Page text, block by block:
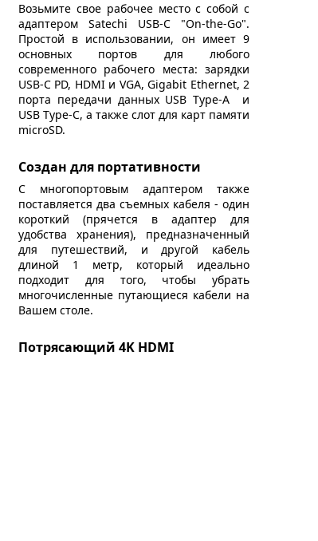
Возьмите свое рабочее место с собой с
адаптером Satechi USB-C "On-the-Go".
Простой в использовании, он имеет 9
основных портов для любого
современного рабочего места: зарядки
USB-C PD, HDMI и VGA, Gigabit Ethernet, 2
порта передачи данных USB Type-A и
USB Type-C, а также слот для карт памяти
microSD.
Создан для портативности
С многопортовым адаптером также
поставляется два съемных кабеля - один
короткий (прячется в адаптер для
удобства хранения), предназначенный
для путешествий, и другой кабель
длиной 1 метр, который идеально
подходит для того, чтобы убрать
многочисленные путающиеся кабели на
Вашем столе.
Потрясающий 4K HDMI